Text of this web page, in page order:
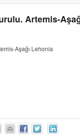
Artemis-
Aşağı Lehonia